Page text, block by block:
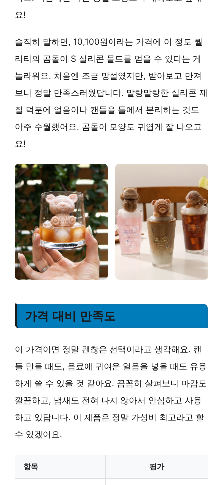
요!
솔직히 말하면, 10,100원이라는 가격에 이 정도 퀄
리티의 곰돌이 S 실리콘 몰드를 얻을 수 있다는 게
놀라워요. 처음엔 조금 망설였지만, 받아보고 만져
보니 정말 만족스러웠답니다. 말랑말랑한 실리콘 재
질 덕분에 얼음이나 캔들을 틀에서 분리하는 것도
아주 수월했어요. 곰돌이 모양도 귀엽게 잘 나오고
요!
가격 대비 만족도
이 가격이면 정말 괜찮은 선택이라고 생각해요. 캔
들 만들 때도, 음료에 귀여운 얼음을 넣을 때도 유용
하게 쓸 수 있을 것 같아요. 꼼꼼히 살펴보니 마감도
깔끔하고, 냄새도 전혀 나지 않아서 안심하고 사용
하고 있답니다. 이 제품은 정말 가성비 최고라고 할
수 있겠어요.
항목 평가